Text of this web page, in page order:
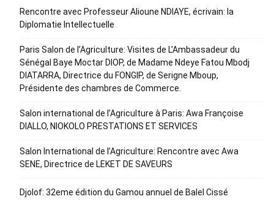
Rencontre avec Professeur Alioune NDIAYE, écrivain: la
Diplomatie Intellectuelle
Paris Salon de l’Agriculture: Visites de L’Ambassadeur du
Sénégal Baye Moctar DIOP, de Madame Ndeye Fatou Mbodj
DIATARRA, Directrice du FONGIP, de Serigne Mboup,
Présidente des chambres de Commerce.
Salon international de l’Agriculture à Paris: Awa Françoise
DIALLO, NIOKOLO PRESTATIONS ET SERVICES
Salon International de l’Agriculture: Rencontre avec Awa
SENE, Directrice de LEKET DE SAVEURS
Djolof: 32eme édition du Gamou annuel de Balel Cissé